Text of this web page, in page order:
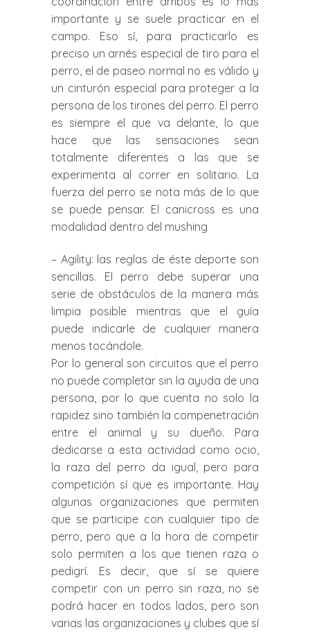
importante y se suele practicar en el
campo. Eso sí, para practicarlo es
preciso un arnés especial de tiro para el
perro, el de paseo normal no es válido y
un cinturón especial para proteger a la
persona de los tirones del perro. El perro
es siempre el que va delante, lo que
hace que las sensaciones sean
totalmente diferentes a las que se
experimenta al correr en solitario. La
fuerza del perro se nota más de lo que
se puede pensar. El canicross es una
modalidad dentro del mushing
– Agility: las reglas de éste deporte son
sencillas. El perro debe superar una
serie de obstáculos de la manera más
limpia posible mientras que el guía
puede indicarle de cualquier manera
menos tocándole.
Por lo general son circuitos que el perro
no puede completar sin la ayuda de una
persona, por lo que cuenta no solo la
rapidez sino también la compenetración
entre el animal y su dueño. Para
dedicarse a esta actividad como ocio,
la raza del perro da igual, pero para
competición sí que es importante. Hay
algunas organizaciones que permiten
que se participe con cualquier tipo de
perro, pero que a la hora de competir
solo permiten a los que tienen raza o
pedigrí. Es decir, que sí se quiere
competir con un perro sin raza, no se
podrá hacer en todos lados, pero son
varias las organizaciones y clubes que sí